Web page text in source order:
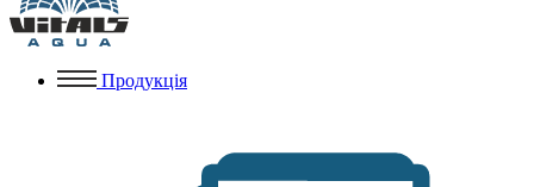
Продукція